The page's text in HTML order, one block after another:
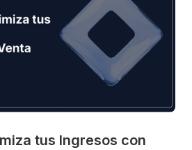
tus Ingresos con